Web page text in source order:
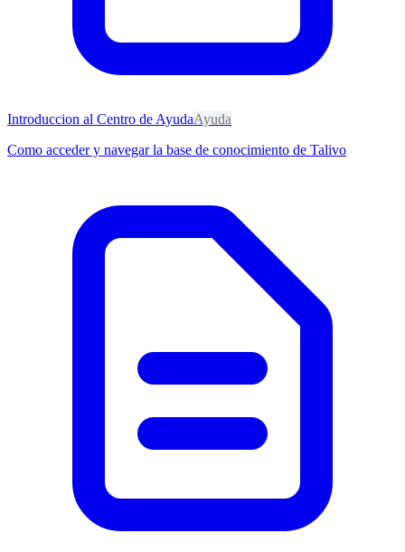
Introduccion al Centro de AyudaAyuda
Como acceder y navegar la base de conocimiento de Talivo